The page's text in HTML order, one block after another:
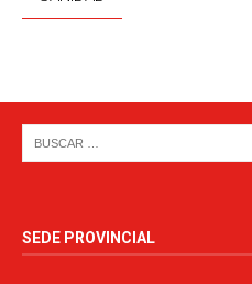
SEDE PROVINCIAL